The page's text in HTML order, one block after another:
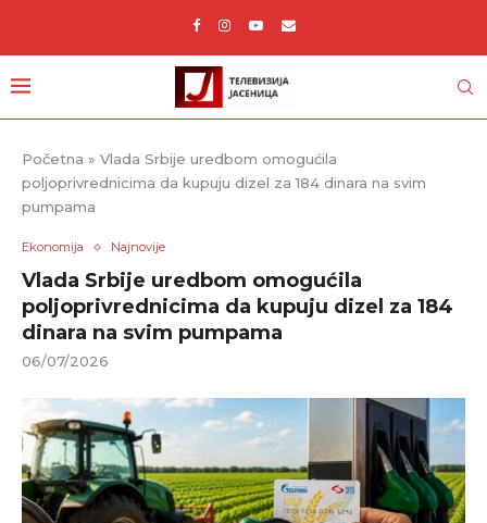
Početna » Vlada Srbije uredbom omogućila
poljoprivrednicima da kupuju dizel za 184 dinara na svim
pumpama
Ekonomija Najnovije
Vlada Srbije uredbom omogućila
poljoprivrednicima da kupuju dizel za 184
dinara na svim pumpama
06/07/2026